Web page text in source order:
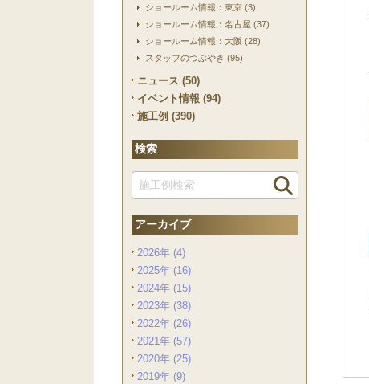
ショールーム情報：東京 (3)
ショールーム情報：名古屋 (37)
ショールーム情報：大阪 (28)
スタッフのつぶやき (95)
ニュース (50)
イベント情報 (94)
施工例 (390)
検索
アーカイブ
2026年 (4)
2025年 (16)
2024年 (15)
2023年 (38)
2022年 (26)
2021年 (57)
2020年 (25)
2019年 (9)